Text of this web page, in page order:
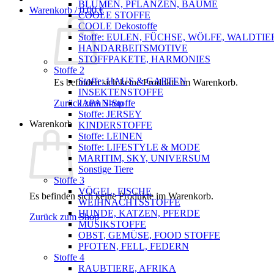
Warenkorb /0,00€
Es befinden sich keine Produkte im Warenkorb.
Zurück zum Shop
Warenkorb
Es befinden sich keine Produkte im Warenkorb.
Zurück zum Shop
BLUMEN, PFLANZEN, BÄUME
COOLE STOFFE
COOLE Dekostoffe
Stoffe: EULEN, FÜCHSE, WÖLFE,
HANDARBEITSMOTIVE
STOFFPAKETE, HARMONIES
Stoffe 2
Stoffe: HAUS & GARTEN
INSEKTENSTOFFE
JAPAN-Stoffe
Stoffe: JERSEY
KINDERSTOFFE
Stoffe: LEINEN
Stoffe: LIFESTYLE & MODE
MARITIM, SKY, UNIVERSUM
Sonstige Tiere
Stoffe 3
VÖGEL, FISCHE
WEIHNACHTSSTOFFE
HUNDE, KATZEN, PFERDE
MUSIKSTOFFE
OBST, GEMÜSE, FOOD STOFFE
PFOTEN, FELL, FEDERN
Stoffe 4
RAUBTIERE, AFRIKA